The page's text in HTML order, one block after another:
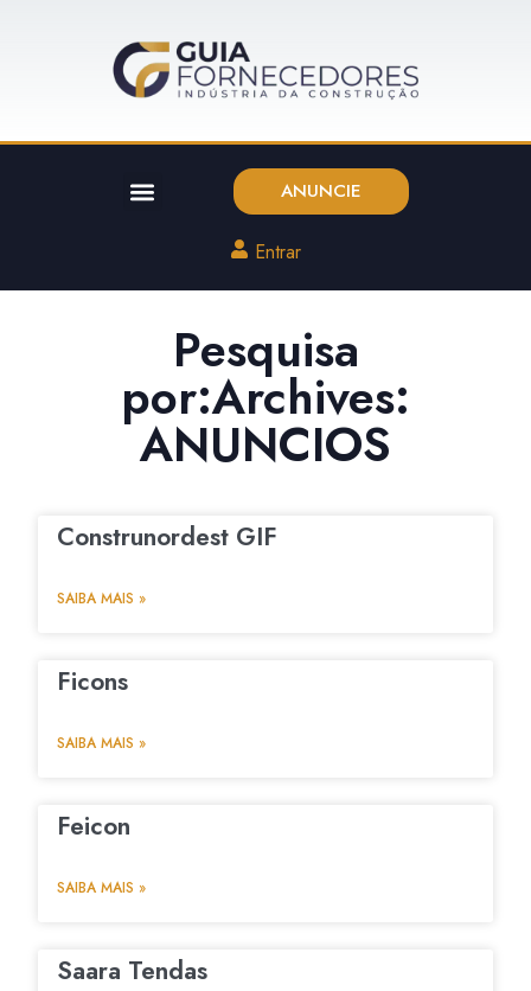
ANUNCIE
Entrar
Pesquisa
por:Archives:
ANUNCIOS
Construnordest GIF
SAIBA MAIS »
Ficons
SAIBA MAIS »
Feicon
SAIBA MAIS »
Saara Tendas